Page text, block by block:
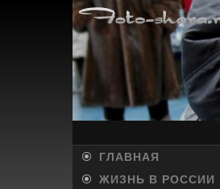
ГЛАВНАЯ
ЖИЗНЬ В РОССИИ